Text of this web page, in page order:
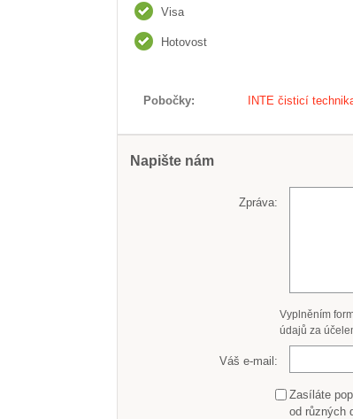
Visa
Hotovost
Pobočky INTE čisticí
Napište nám
Zpráva:
Vyplněním
údajů za
Váš e-mail:
Zasíláte
od různých